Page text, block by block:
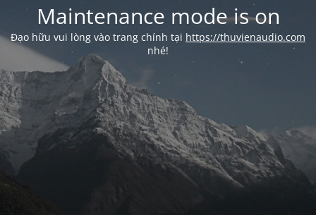
Maintenance mode is on
Đạo hữu vui lòng vào trang chính tại https://thuvienaudio.com
nhé!